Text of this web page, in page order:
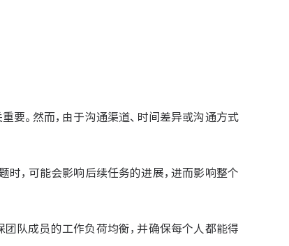
要。然而，由于沟通渠道、时间差异或沟通方式
，可能会影响后续任务的进展，进而影响整个
队成员的工作负荷均衡，并确保每个人都能得